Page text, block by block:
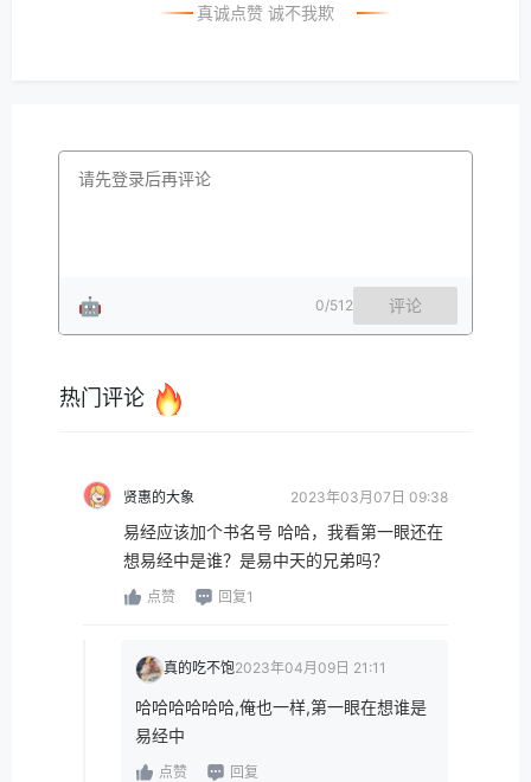
真诚点赞 诚不我欺
🤖 0/512 评论
热门评论
贤惠的大象 2023年03月07日 09:38
易经应该加个书名号 哈哈，我看第一眼还在
想易经中是谁？是易中天的兄弟吗？
点赞 回复1
真的吃不饱2023年04月09日 21:11
哈哈哈哈哈哈,俺也一样,第一眼在想谁是
易经中
点赞 回复